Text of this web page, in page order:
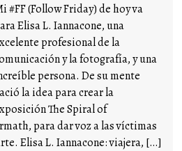
#FF (Follow Friday) de hoy va
Elisa L. Iannacone, una
profesional de la
y la fotografía, y una
persona. De su mente
la idea para crear la
The Spiral of
para dar voz a las víctimas
Elisa L. Iannacone: viajera, […]